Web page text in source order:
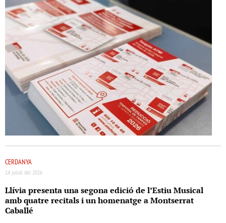
CERDANYA
14 juliol del 2026
Llívia presenta una segona edició de l’Estiu Musical
amb quatre recitals i un homenatge a Montserrat
Caballé